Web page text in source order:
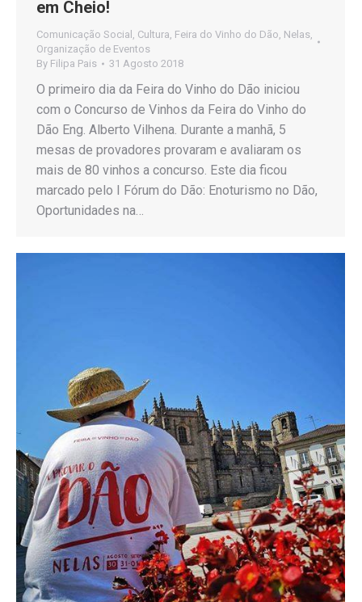
em Cheio!
Comunicação Social , Cultura, Feira do Vinho do Dão, Nelas,
Organização de Eventos
By Filipa Pais 31 Agosto 2018
O primeiro dia da Feira do Vinho do Dão iniciou
com o Concurso de Vinhos da Feira do Vinho do
Dão Eng. Alberto Vilhena. Durante a manhã, 5
mesas de provadores provaram e avaliaram os
mais de 80 vinhos a concurso. Este dia ficou
marcado pelo I Fórum do Dão: Enoturismo no Dão,
Oportunidades na…